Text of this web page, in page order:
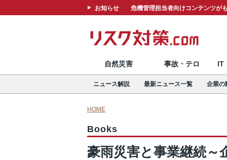
お知らせ 危機管理担当者向けコンテンツが
自然災害 事故・テロ IT
ニュース解説 最新ニュース一覧 企業の
HOME
Books
豪雨災害と事業継続～